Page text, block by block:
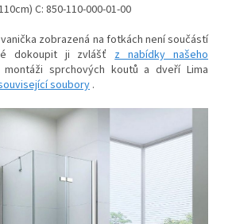
C: 850-110-000-01-00
zobrazená na fotkách není součástí
dokoupit ji zvlášť z nabídky našeho
sprchových koutů a dveří Lima
soubory.